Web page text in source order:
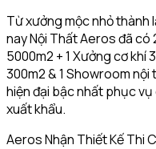
Từ xưởng mộc nhỏ thành
nay Nội Thất Aeros đã có
5000m2 + 1 Xưởng cơ khí
300m2 & 1 Showroom
hiện đại bậc nhất phục
xuất khẩu.
Aeros Nhận Thiết Kế Thi